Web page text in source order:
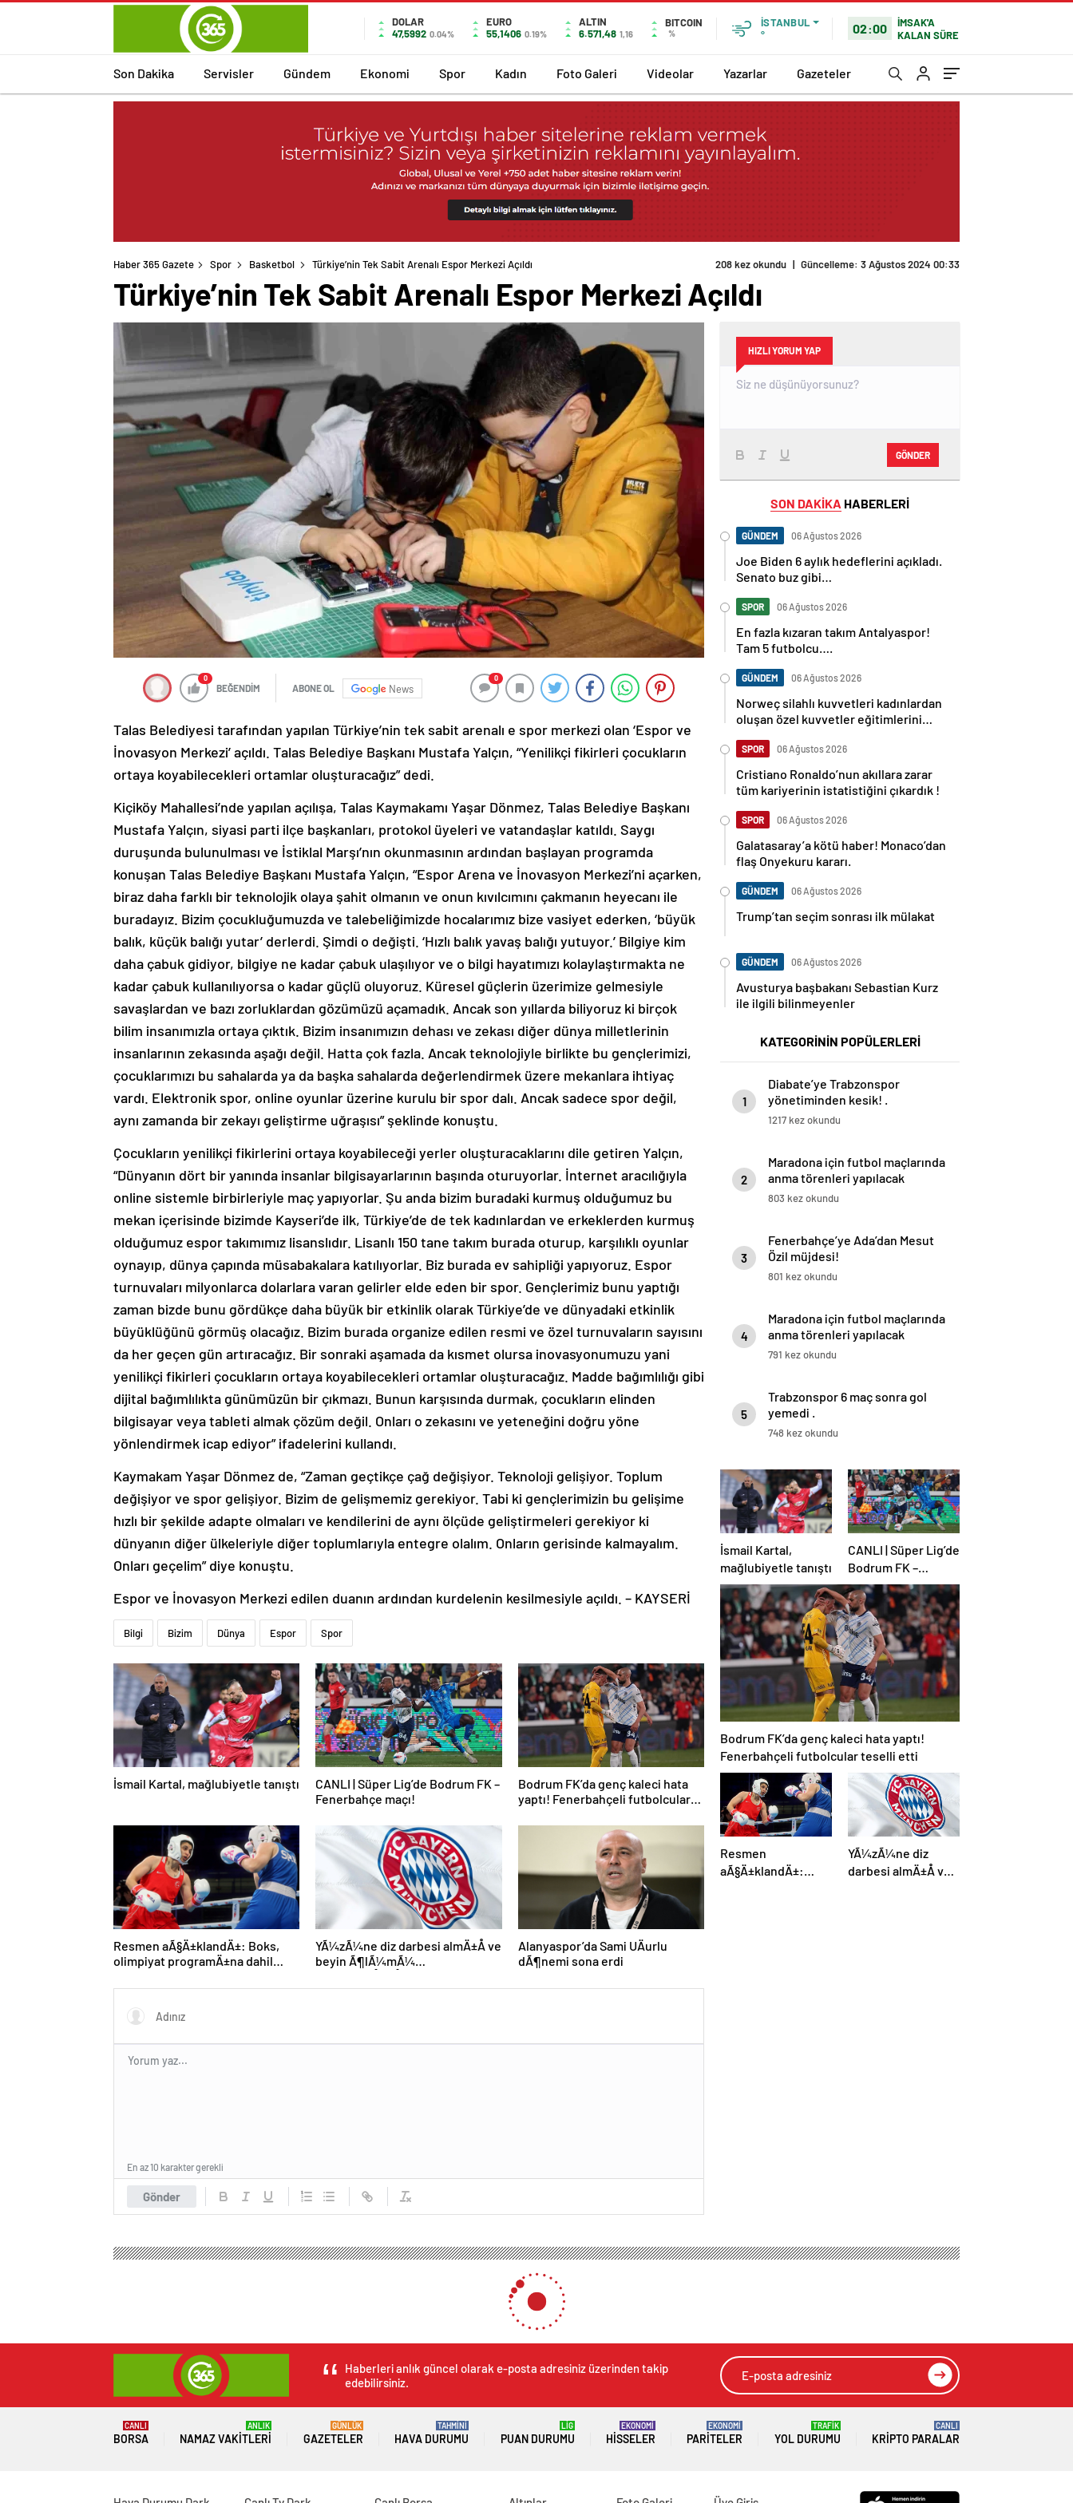
DOLAR
47,5992 0.04%
EURO
55,1406 0.19%
ALTIN
6.571,48 1,16
BITCOIN
%
İSTANBUL
°
02:00
İMSAK'A
KALAN SÜRE
Son Dakika Servisler Gündem Ekonomi Spor Kadın Foto Galeri Videolar Yazarlar Gazeteler
Haber 365 Gazete Spor Basketbol Türkiye’nin Tek Sabit Arenalı Espor Merkezi Açıldı
Türkiye’nin Tek Sabit Arenalı Espor Merkezi Açıldı
0
BEĞENDİM ABONE OL News
0
Talas Belediyesi tarafından yapılan Türkiye’nin tek sabit arenalı e spor merkezi olan ‘Espor ve
İnovasyon Merkezi’ açıldı. Talas Belediye Başkanı Mustafa Yalçın, “Yenilikçi fikirleri çocukların
ortaya koyabilecekleri ortamlar oluşturacağız” dedi.
Kiçiköy Mahallesi’nde yapılan açılışa, Talas Kaymakamı Yaşar Dönmez, Talas Belediye Başkanı
Mustafa Yalçın, siyasi parti ilçe başkanları, protokol üyeleri ve vatandaşlar katıldı. Saygı
duruşunda bulunulması ve İstiklal Marşı’nın okunmasının ardından başlayan programda
konuşan Talas Belediye Başkanı Mustafa Yalçın, “Espor Arena ve İnovasyon Merkezi’ni açarken,
biraz daha farklı bir teknolojik olaya şahit olmanın ve onun kıvılcımını çakmanın heyecanı ile
buradayız. Bizim çocukluğumuzda ve talebeliğimizde hocalarımız bize vasiyet ederken, ‘büyük
balık, küçük balığı yutar’ derlerdi. Şimdi o değişti. ‘Hızlı balık yavaş balığı yutuyor.’ Bilgiye kim
daha çabuk gidiyor, bilgiye ne kadar çabuk ulaşılıyor ve o bilgi hayatımızı kolaylaştırmakta ne
kadar çabuk kullanılıyorsa o kadar güçlü oluyoruz. Küresel güçlerin üzerimize gelmesiyle
savaşlardan ve bazı zorluklardan gözümüzü açamadık. Ancak son yıllarda biliyoruz ki birçok
bilim insanımızla ortaya çıktık. Bizim insanımızın dehası ve zekası diğer dünya milletlerinin
insanlarının zekasında aşağı değil. Hatta çok fazla. Ancak teknolojiyle birlikte bu gençlerimizi,
çocuklarımızı bu sahalarda ya da başka sahalarda değerlendirmek üzere mekanlara ihtiyaç
vardı. Elektronik spor, online oyunlar üzerine kurulu bir spor dalı. Ancak sadece spor değil,
aynı zamanda bir zekayı geliştirme uğraşısı” şeklinde konuştu.
Çocukların yenilikçi fikirlerini ortaya koyabileceği yerler oluşturacaklarını dile getiren Yalçın,
“Dünyanın dört bir yanında insanlar bilgisayarlarının başında oturuyorlar. İnternet aracılığıyla
online sistemle birbirleriyle maç yapıyorlar. Şu anda bizim buradaki kurmuş olduğumuz bu
mekan içerisinde bizimde Kayseri’de ilk, Türkiye’de de tek kadınlardan ve erkeklerden kurmuş
olduğumuz espor takımımız lisanslıdır. Lisanlı 150 tane takım burada oturup, karşılıklı oyunlar
oynayıp, dünya çapında müsabakalara katılıyorlar. Biz burada ev sahipliği yapıyoruz. Espor
turnuvaları milyonlarca dolarlara varan gelirler elde eden bir spor. Gençlerimiz bunu yaptığı
zaman bizde bunu gördükçe daha büyük bir etkinlik olarak Türkiye’de ve dünyadaki etkinlik
büyüklüğünü görmüş olacağız. Bizim burada organize edilen resmi ve özel turnuvaların sayısını
da her geçen gün artıracağız. Bir sonraki aşamada da kısmet olursa inovasyonumuzu yani
yenilikçi fikirleri çocukların ortaya koyabilecekleri ortamlar oluşturacağız. Madde bağımlılığı gibi
dijital bağımlılıkta günümüzün bir çıkmazı. Bunun karşısında durmak, çocukların elinden
bilgisayar veya tableti almak çözüm değil. Onları o zekasını ve yeteneğini doğru yöne
yönlendirmek icap ediyor” ifadelerini kullandı.
Kaymakam Yaşar Dönmez de, “Zaman geçtikçe çağ değişiyor. Teknoloji gelişiyor. Toplum
değişiyor ve spor gelişiyor. Bizim de gelişmemiz gerekiyor. Tabi ki gençlerimizin bu gelişime
hızlı bir şekilde adapte olmaları ve kendilerini de aynı ölçüde geliştirmeleri gerekiyor ki
dünyanın diğer ülkeleriyle diğer toplumlarıyla entegre olalım. Onların gerisinde kalmayalım.
Onları geçelim” diye konuştu.
Espor ve İnovasyon Merkezi edilen duanın ardından kurdelenin kesilmesiyle açıldı. – KAYSERİ
Bilgi Bizim Dünya Espor Spor
İsmail Kartal, mağlubiyetle tanıştı
CANLI | Süper Lig’de Bodrum FK –
Fenerbahçe maçı!
Bodrum FK’da genç kaleci hata
yaptı! Fenerbahçeli futbolcular
Resmen aÃ§Ä±klandÄ±: Boks,
olimpiyat programÄ±na dahil
YÃ¼zÃ¼ne diz darbesi almÄ±Å ve
beyin Ã¶lÃ¼mÃ¼
MÃ¼nih DÃ¼nya KarmasÄ±’nÄ±n
Alanyaspor’da Sami UÄurlu
dÃ¶nemi sona erdi
Gönder
En az 10 karakter gerekli
HIZLI YORUM YAP
GÖNDER
SON DAKİKA HABERLERİ
GÜNDEM 06 Ağustos 2026
Joe Biden 6 aylık hedeflerini açıkladı.
Senato buz gibi…
SPOR 06 Ağustos 2026
En fazla kızaran takım Antalyaspor!
Tam 5 futbolcu….
GÜNDEM 06 Ağustos 2026
Norweç silahlı kuvvetleri kadınlardan
oluşan özel kuvvetler eğitimlerini
SPOR 06 Ağustos 2026
Cristiano Ronaldo’nun akıllara zarar
tüm kariyerinin istatistiğini çıkardık !
SPOR 06 Ağustos 2026
Galatasaray’a kötü haber! Monaco’dan
flaş Onyekuru kararı.
GÜNDEM 06 Ağustos 2026
Trump’tan seçim sonrası ilk mülakat
GÜNDEM 06 Ağustos 2026
Avusturya başbakanı Sebastian Kurz
ile ilgili bilinmeyenler
KATEGORİNİN POPÜLERLERİ
1
Diabate’ye Trabzonspor
yönetiminden kesik! .
1217 kez okundu
2
Maradona için futbol maçlarında
anma törenleri yapılacak
803 kez okundu
3
Fenerbahçe’ye Ada’dan Mesut
Özil müjdesi!
801 kez okundu
4
Maradona için futbol maçlarında
anma törenleri yapılacak
791 kez okundu
5
Trabzonspor 6 maç sonra gol
yemedi .
748 kez okundu
İsmail Kartal,
mağlubiyetle tanıştı
CANLI | Süper Lig’de
Bodrum FK –
Fenerbahçe maçı!
Bodrum FK’da genç kaleci hata yaptı!
Fenerbahçeli futbolcular teselli etti
Resmen
aÃ§Ä±klandÄ±:
YÃ¼zÃ¼ne diz
darbesi almÄ±Å ve
Can Uzun, Milli Takım Tercihini Türkiye’den Yana Kullandı
Can Uzun, Milli Takım Tercihini Türkiye’den Yana Kullandı